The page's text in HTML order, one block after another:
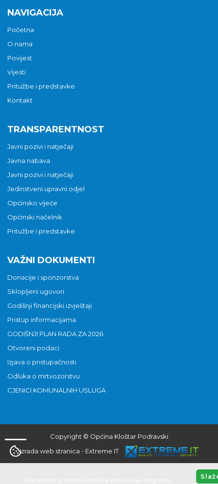
NAVIGACIJA
Početna
O nama
Povijest
Vijesti
Pritužbe i predstavke
Kontakt
TRANSPARENTNOST
Javni pozivi i natječaji
Javna nabava
Javni pozivi i natječaji
Jedinstveni upravni odjel
Općinsko vijeće
Općinski načelnik
Pritužbe i predstavke
VAŽNI DOKUMENTI
Donacije i sponzorstva
Sklopljeni ugovori
Godišnji financijski izvještaji
Pristup informacijama
GODIŠNJI PLAN RADA ZA 2026
Otvoreni podaci
Izjava o pristupačnosti
Odluka o mrtvozorstvu
CJENICI KOMUNALNIH USLUGA
Copyright © Općina Kloštar Podravski
Izrada web stranica - Extreme IT